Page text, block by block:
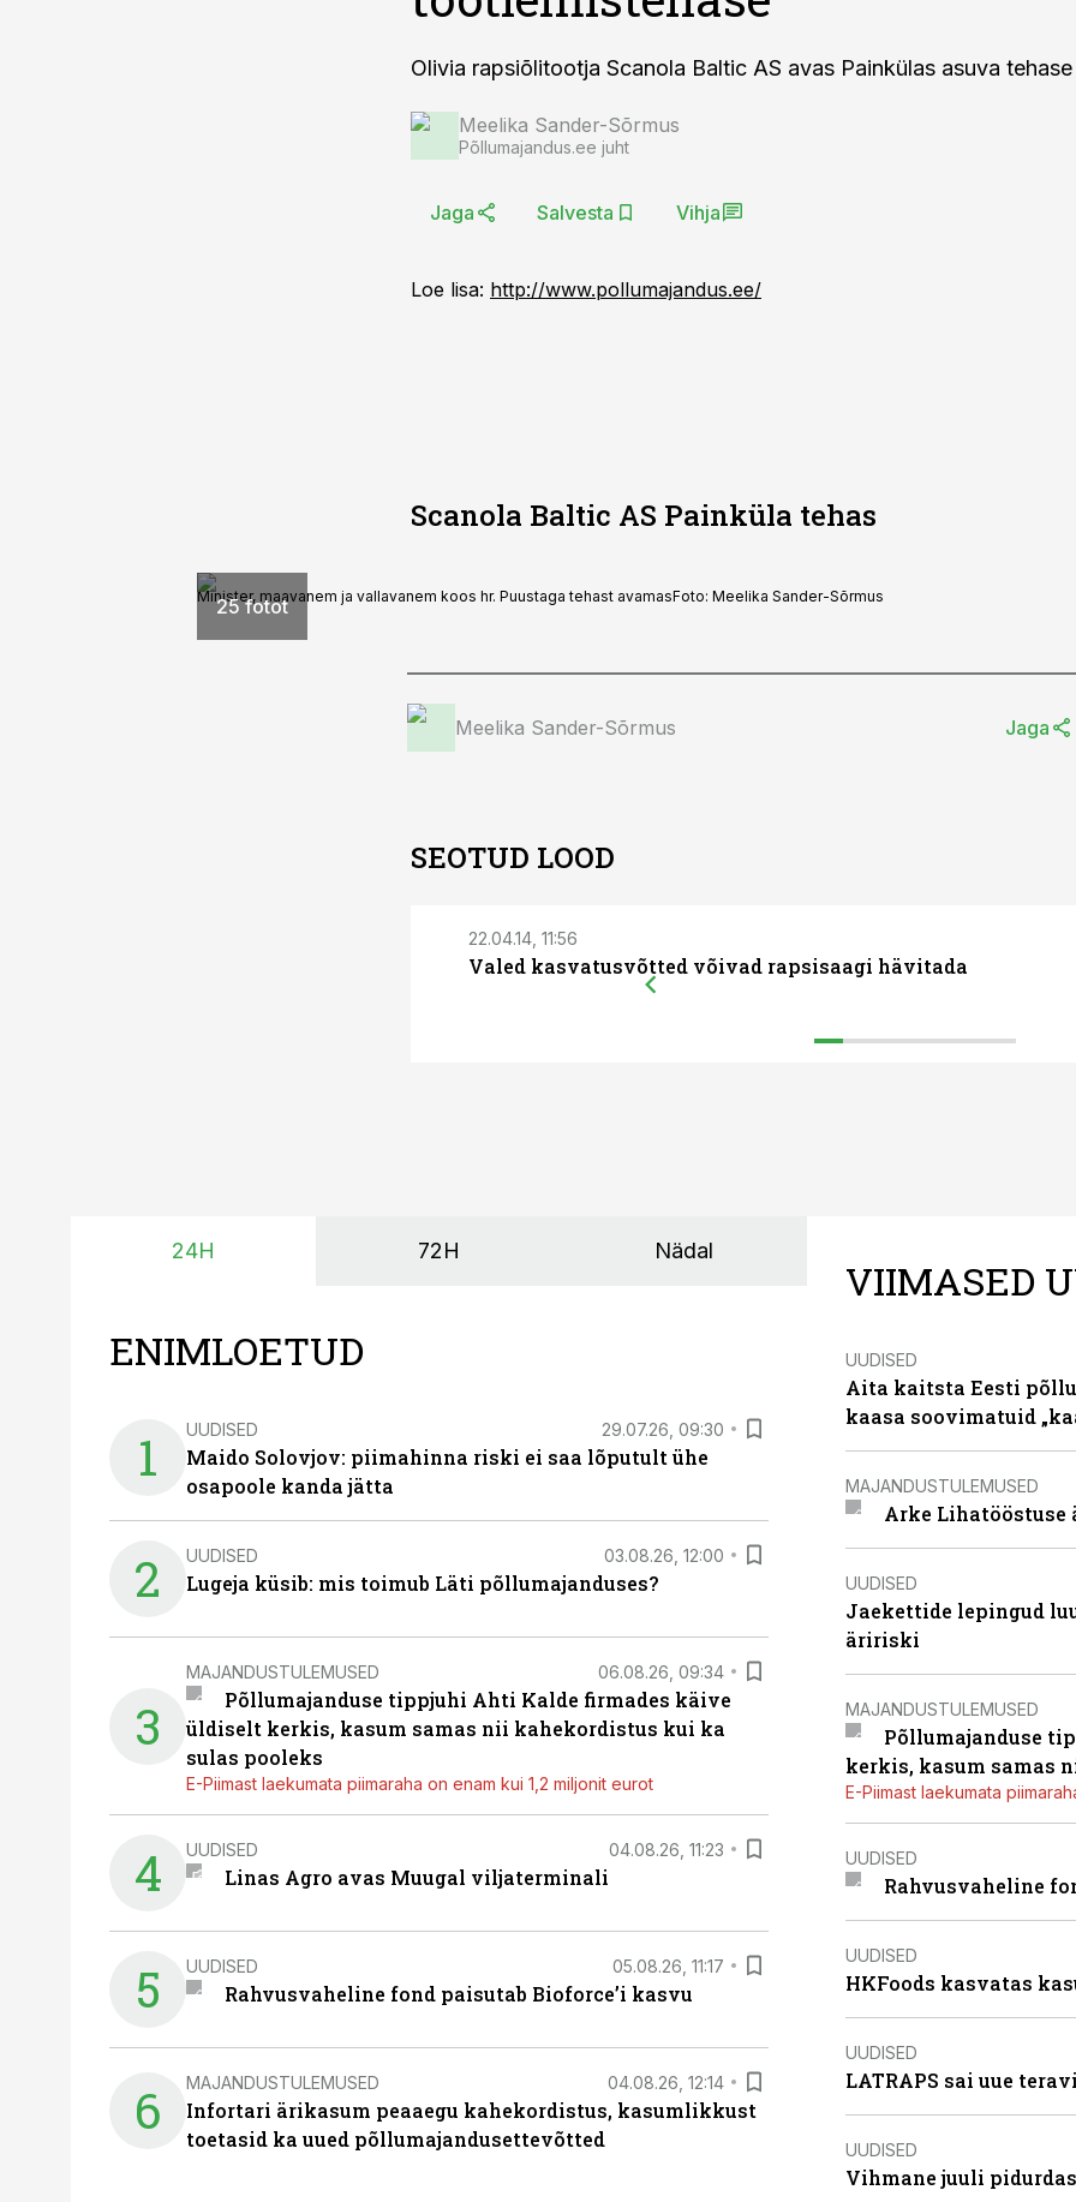
Olivia rapsiõlitootja Scanola Baltic AS avas Painkülas asuva tehase
Meelika Sander-Sõrmus
Põllumajandus.ee juht
Jaga Salvesta Vihja
Loe lisa: http://www.pollumajandus.ee/
Scanola Baltic AS Painküla tehas
25 fotot
Minister, maavanem ja vallavanem koos hr. Puustaga tehast avamasFoto: Meelika Sander-Sõrmus
Meelika Sander-Sõrmus Jaga
SEOTUD LOOD
22.04.14, 11:56
Valed kasvatusvõtted võivad rapsisaagi hävitada
24H 72H Nädal
ENIMLOETUD
1 UUDISED 29.07.26, 09:30
Maido Solovjov: piimahinna riski ei saa lõputult ühe
osapoole kanda jätta
2 UUDISED 03.08.26, 12:00
Lugeja küsib: mis toimub Läti põllumajanduses?
3
MAJANDUSTULEMUSED 06.08.26, 09:34
Põllumajanduse tippjuhi Ahti Kalde firmades käive
üldiselt kerkis, kasum samas nii kahekordistus kui ka
sulas pooleks
E-Piimast laekumata piimaraha on enam kui 1,2 miljonit eurot
4 UUDISED 04.08.26, 11:23
Linas Agro avas Muugal viljaterminali
5 UUDISED 05.08.26, 11:17
Rahvusvaheline fond paisutab Bioforce’i kasvu
6 MAJANDUSTULEMUSED 04.08.26, 12:14
Infortari ärikasum peaaegu kahekordistus, kasumlikkust
toetasid ka uued põllumajandusettevõtted
VIIMASED
UUDISED
Aita kaitsta Eesti
kaasa soovimatuid
MAJANDUSTULEMUSED
Arke Lihatööstuse
UUDISED
Jaekettide lepingud
äririski
MAJANDUSTULEMUSED
Põllumajanduse
kerkis, kasum samas
E-Piimast laekumata
UUDISED
Rahvusvaheline
UUDISED
HKFoods kasvatas
UUDISED
LATRAPS sai uue
UUDISED
Vihmane juuli